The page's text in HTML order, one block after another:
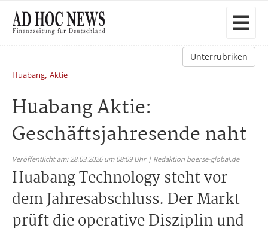
Unterrubriken
Huabang, Aktie
Huabang Aktie:
Geschäftsjahresende naht
Veröffentlicht am: 28.03.2026 um 08:09 Uhr | Redaktion boerse-global.de
Huabang Technology steht vor
dem Jahresabschluss. Der Markt
prüft die operative Disziplin und